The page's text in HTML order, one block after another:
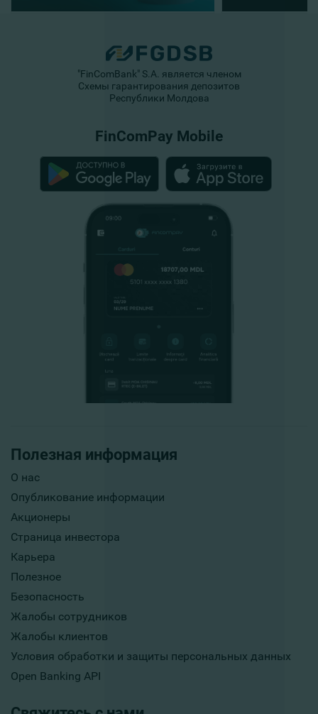
Полезная информация
О нас
Опубликование информации
Акционеры
Страница инвестора
Карьера
Полезное
Безопасность
Жалобы сотрудников
Жалобы клиентов
Условия обработки и защиты персональных данных
Open Banking API
"FinComBank" S.A. является членом
Схемы гарантирования депозитов
Республики Молдова
FinComPay Mobile